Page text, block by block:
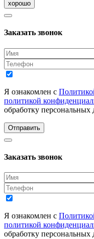
хорошо
Заказать звонок
Я ознакомлен с
политикой
обработку персональных
Отправить
Заказать звонок
Я ознакомлен с
политикой
обработку персональных